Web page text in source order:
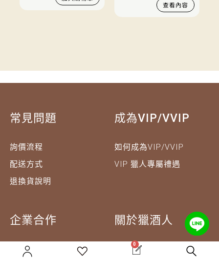
查看內容
常見問題
詢價流程
配送方式
退換貨說明
成為VIP/VVIP
如何成為VIP/VVIP
VIP 獵人專屬禮遇
企業合作
企業合作
關於獵酒人
人才招募
0